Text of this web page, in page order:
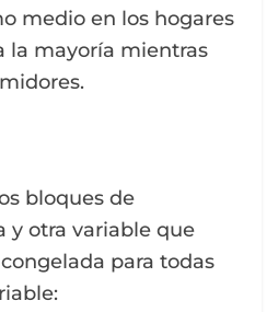
medio en los hogares
la mayoría mientras
bloques de
y otra variable que
para todas